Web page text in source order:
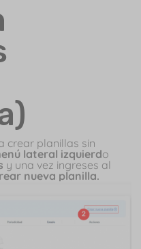
crear planillas sin
lateral izquierdo
y una vez ingreses al
nueva planilla.